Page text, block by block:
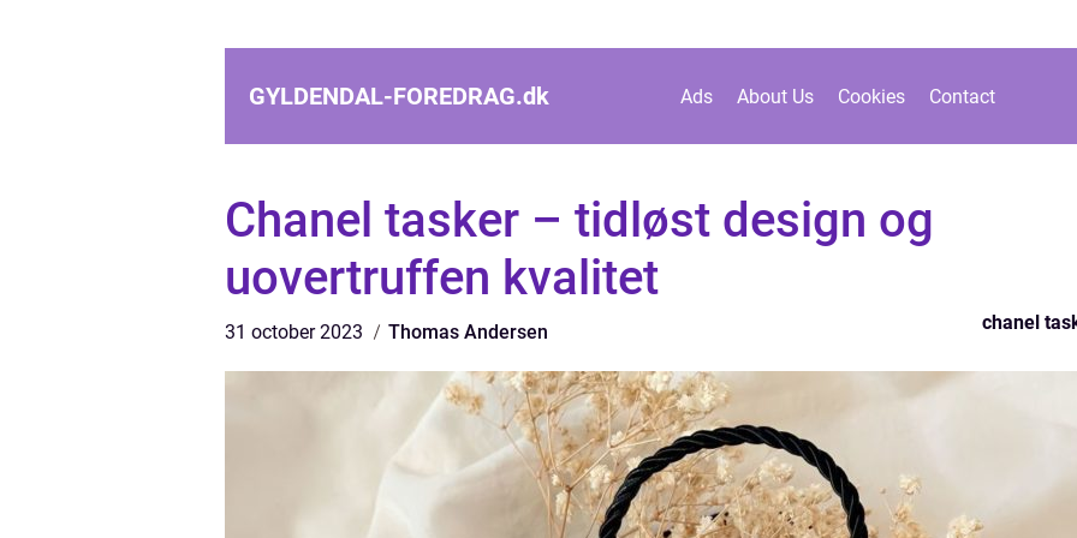
GYLDENDAL-FOREDRAG.dk Ads About Us Cookies Contact
Chanel tasker – tidløst design og
uovertruffen kvalitet
31 october 2023 Thomas Andersen chanel